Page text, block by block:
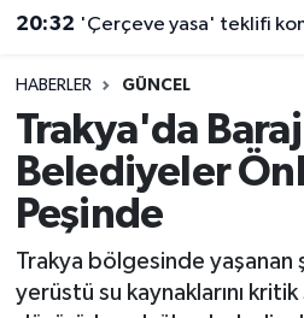
20:32 'Çerçeve yasa' teklifi
HABERLER GÜNCEL
Trakya'da
Belediyeler
Peşinde
Trakya bölgesinde yaşanan
yerüstü su kaynaklarını
Trafik Durumu
Süper Lig Puan Durumu
Tüm Manşetler
Son Dakika Haberleri